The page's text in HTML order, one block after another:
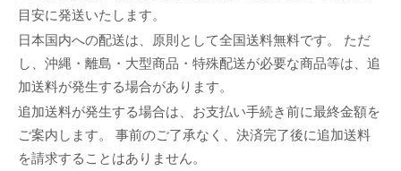
目安に発送いたします。
日本国内への配送は、原則として全国送料無料です。 ただ
し、沖縄・離島・大型商品・特殊配送が必要な商品等は、追
加送料が発生する場合があります。
追加送料が発生する場合は、お支払い手続き前に最終金額を
ご案内します。 事前のご了承なく、決済完了後に追加送料
を請求することはありません。